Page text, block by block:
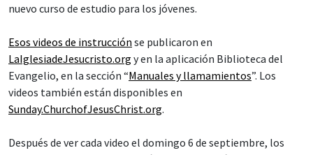
nuevo curso de estudio para los jóvenes.
Esos videos de instrucción se publicaron en
LaIglesiadeJesucristo.org y en la aplicación Biblioteca del
Evangelio, en la sección “Manuales y llamamientos”. Los
videos también están disponibles en
Sunday.ChurchofJesusChrist.org.
Después de ver cada video el domingo 6 de septiembre, los